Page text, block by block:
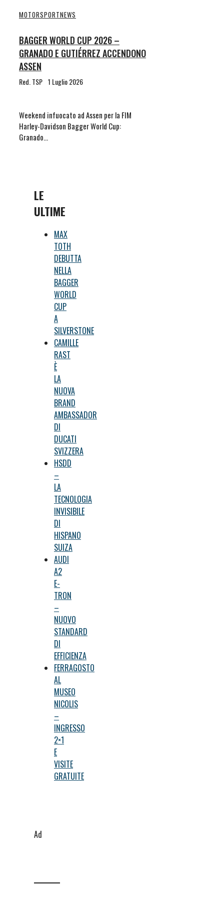
MOTORSPORTNEWS
BAGGER WORLD CUP 2026 –
GRANADO E GUTIÉRREZ ACCENDONO
ASSEN
Red. TSP 1 Luglio 2026
Weekend infuocato ad Assen per la FIM
Harley-Davidson Bagger World Cup:
Granado…
LE
ULTIME
MAX
TOTH
DEBUTTA
NELLA
BAGGER
WORLD
CUP
A
SILVERSTONE
CAMILLE
RAST
È
LA
NUOVA
BRAND
AMBASSADOR
DI
DUCATI
SVIZZERA
HSDD
–
LA
TECNOLOGIA
INVISIBILE
DI
HISPANO
SUIZA
AUDI
A2
E-
TRON
–
NUOVO
STANDARD
DI
EFFICIENZA
FERRAGOSTO
AL
MUSEO
NICOLIS
–
INGRESSO
2×1
E
VISITE
GRATUITE
Ad